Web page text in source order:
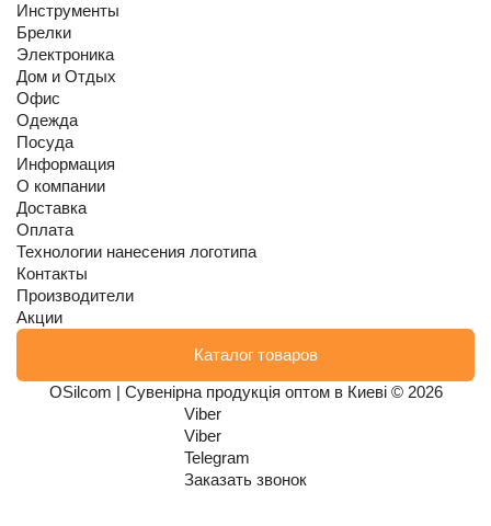
Инструменты
Брелки
Электроника
Дом и Отдых
Офис
Одежда
Посуда
Информация
О компании
Доставка
Оплата
Технологии нанесения логотипа
Контакты
Производители
Акции
Каталог товаров
OSilcom | Сувенірна продукція оптом в Киеві © 2026
Viber
Viber
Telegram
Заказать звонок